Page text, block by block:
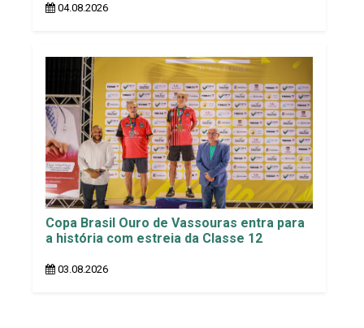
04.08.2026
Copa Brasil Ouro de Vassouras entra para
a história com estreia da Classe 12
03.08.2026